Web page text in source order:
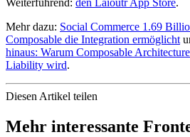
Weiterführend: den Laioutr App Store.
Mehr dazu: Social Commerce 1.69
Composable die Integration ermöglicht
hinaus: Warum Composable
Liability wird.
Diesen Artikel teilen
Mehr interessante